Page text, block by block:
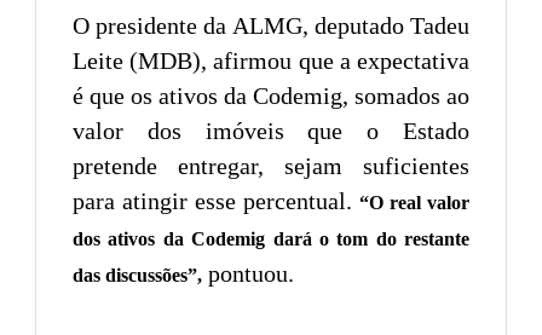
O presidente da ALMG, deputado Tadeu
Leite (MDB), afirmou que a expectativa
é que os ativos da Codemig, somados ao
valor dos imóveis que o Estado
pretende entregar, sejam suficientes
para atingir esse percentual. “O real valor
dos ativos da Codemig dará o tom do restante
das discussões”, pontuou.